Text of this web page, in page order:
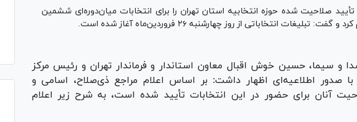
تأیید صلاحیت شده حوزه انتخابیه استان تهران را برای انتخابات میان‌دوره‌ای ششمین
انتخاباتی از روز چهارشنبه ۲۶ فروردین‌ماه آغاز شده است.
و سیما، حسین خوش اقبال معاون استاندار و فرماندار تهران و رئیس مرکز
با صدور اطلاعیه‌ای اظهار داشت: بر اساس اعلام مراجع ذی‌صلاح، اسامی و
آنان برای حضور در این انتخابات تأیید شده است، به شرح زیر اعلام